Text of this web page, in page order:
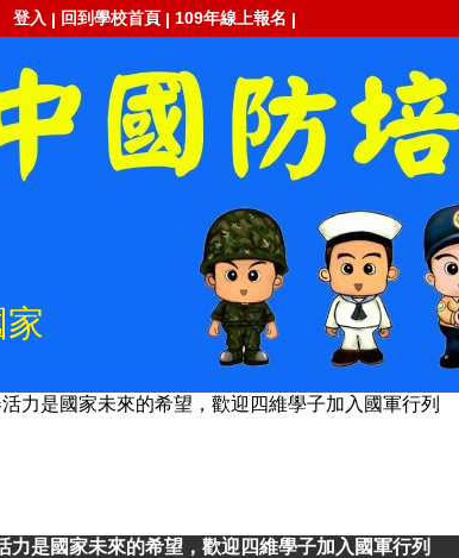
登入 | 回到學校首頁 | 109年線上報名 |
力是國家未來的希望，歡迎四維學子加入國軍行列